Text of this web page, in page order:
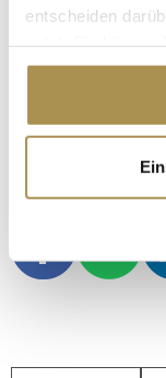
entscheiden
Cookie-
Trigger Symbol
erfassen,
bestimmten
Abschnitt